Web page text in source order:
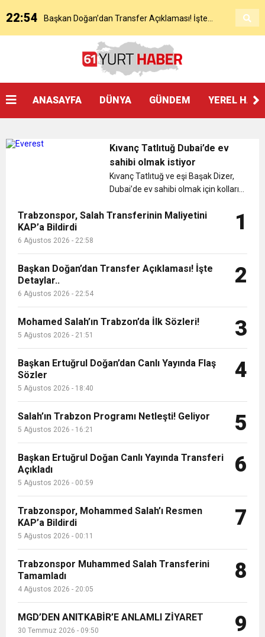
KAP’a Bildirdi
22:54 Başkan Doğan’dan Transfer Açıklaması! İşte
Mohamed Salah’ın Trabzon’da İlk Sözleri!
Başkan Ertuğrul Doğan Canlı Yayında Transferi
Trabzonspor, Mohammed Salah’ı Resmen KAP’a
Bildirdi
20:05 Trabzonspor Muhammed Salah Transferini
Tamamladı
9:50 MGD’DEN ANITKABİR’E ANLAMLI ZİYARET
18:59
22:58 Trabzonspor, Salah Transferinin Maliyetini
KAP’a Bildirdi
ANASAYFA DÜNYA GÜNDEM YEREL
Kıvanç Tatlıtuğ Dubai’de ev
sahibi olmak istiyor
Kıvanç Tatlıtuğ ve eşi Başak Dizer,
Dubai’de ev sahibi olmak için kolları
toplayan çift, Dubai konusunda ilk
Trabzonspor, Salah Transferinin Maliyetini
KAP’a Bildirdi
6 Ağustos 2026 - 22:58
1
Başkan Doğan’dan Transfer Açıklaması! İşte
Detaylar..
6 Ağustos 2026 - 22:54
2
Mohamed Salah’ın Trabzon’da İlk Sözleri!
5 Ağustos 2026 - 21:51 3
Başkan Ertuğrul Doğan’dan Canlı Yayında Flaş
Sözler
5 Ağustos 2026 - 18:40
4
Salah’ın Trabzon Programı Netleşti! Geliyor
5 Ağustos 2026 - 16:21 5
Başkan Ertuğrul Doğan Canlı Yayında Transferi
Açıkladı
5 Ağustos 2026 - 00:59
6
Trabzonspor, Mohammed Salah’ı Resmen
KAP’a Bildirdi
5 Ağustos 2026 - 00:11
7
Trabzonspor Muhammed Salah Transferini
Tamamladı
4 Ağustos 2026 - 20:05
8
MGD’DEN ANITKABİR’E ANLAMLI ZİYARET
30 Temmuz 2026 - 09:50 9